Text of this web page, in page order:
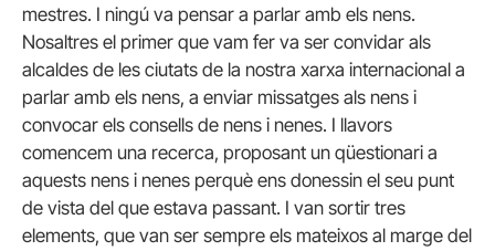
mestres. I ningú va pensar a parlar amb els nens.
Nosaltres el primer que vam fer va ser convidar als
alcaldes de les ciutats de la nostra xarxa internacional a
parlar amb els nens, a enviar missatges als nens i
convocar els consells de nens i nenes. I llavors
comencem una recerca, proposant un qüestionari a
aquests nens i nenes perquè ens donessin el seu punt
de vista del que estava passant. I van sortir tres
elements, que van ser sempre els mateixos al marge del